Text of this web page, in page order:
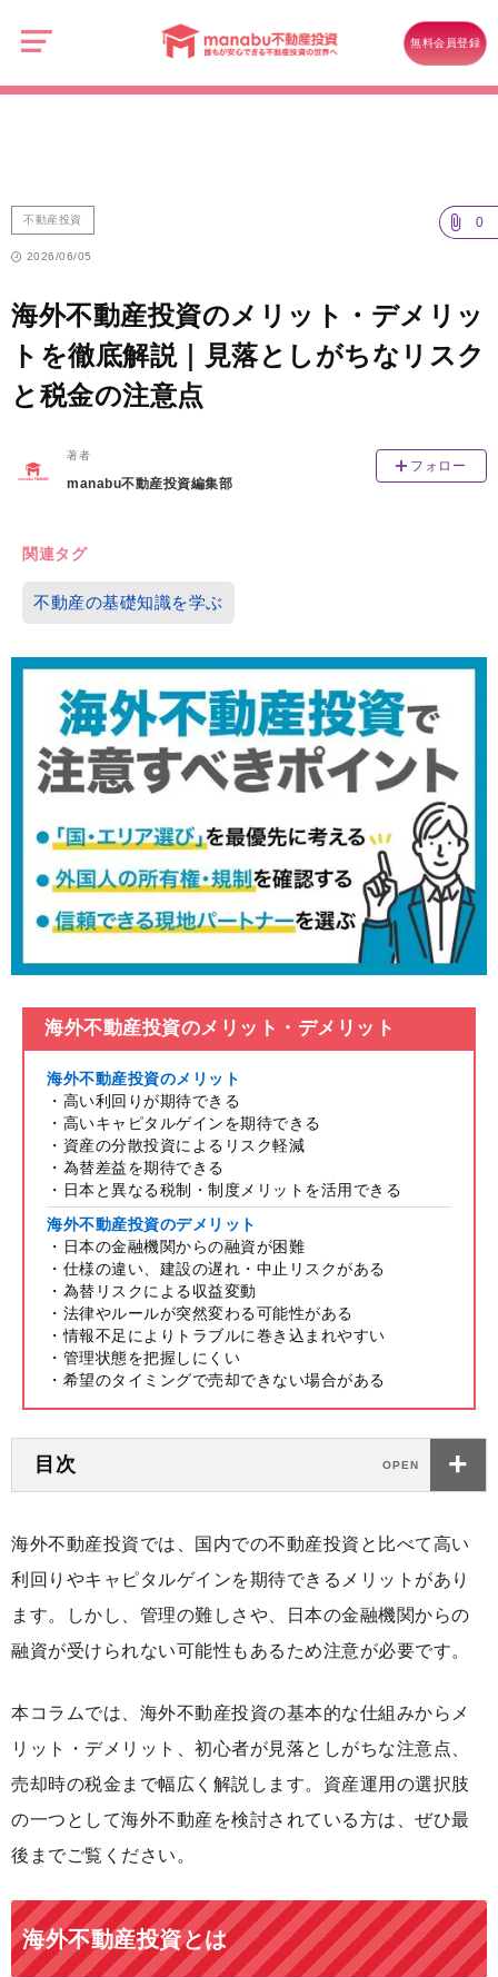
無料会員登録
海外不動産投資のメリット・デメリットを徹底解説｜見落としがちなリ
不動産投資 0
2026/06/05
海外不動産投資のメリット・デメリッ
トを徹底解説｜見落としがちなリスク
と税金の注意点
著者
manabu不動産投資編集部
フォロー
関連タグ
不動産の基礎知識を学ぶ
海外不動産投資のメリット・デメリット
海外不動産投資のメリット
・高い利回りが期待できる
・高いキャピタルゲインを期待できる
・資産の分散投資によるリスク軽減
・為替差益を期待できる
・日本と異なる税制・制度メリットを活用できる
海外不動産投資のデメリット
・日本の金融機関からの融資が困難
・仕様の違い、建設の遅れ・中止リスクがある
・為替リスクによる収益変動
・法律やルールが突然変わる可能性がある
・情報不足によりトラブルに巻き込まれやすい
・管理状態を把握しにくい
・希望のタイミングで売却できない場合がある
目次
海外不動産投資では、国内での不動産投資と比べて高い
利回りやキャピタルゲインを期待できるメリットがあり
ます。しかし、管理の難しさや、日本の金融機関からの
融資が受けられない可能性もあるため注意が必要です。
本コラムでは、海外不動産投資の基本的な仕組みからメ
リット・デメリット、初心者が見落としがちな注意点、
売却時の税金まで幅広く解説します。資産運用の選択肢
の一つとして海外不動産を検討されている方は、ぜひ最
後までご覧ください。
海外不動産投資とは